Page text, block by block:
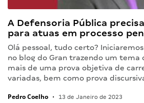
A Defensoria Pública
para atuas em processo
Olá pessoal, tudo certo?
no blog do Gran trazendo um tema
mais de uma prova objetiva de
variadas, bem como prova
Pedro Coelho • 13 de Janeiro de 2023